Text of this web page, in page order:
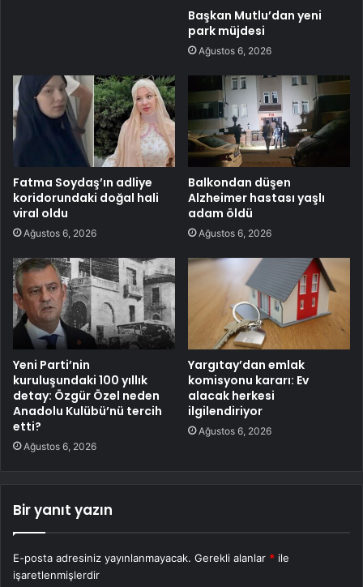
Başkan Mutlu’dan yeni
park müjdesi
Ağustos 6, 2026
Fatma Soydaş’ın adliye
koridorundaki doğal hali
viral oldu
Ağustos 6, 2026
Balkondan düşen
Alzheimer hastası yaşlı
adam öldü
Ağustos 6, 2026
Yeni Parti’nin
kuruluşundaki 100 yıllık
detay: Özgür Özel neden
Anadolu Kulübü’nü tercih
etti?
Ağustos 6, 2026
Yargıtay’dan emlak
komisyonu kararı: Ev
alacak herkesi
ilgilendiriyor
Ağustos 6, 2026
Bir yanıt yazın
E-posta adresiniz yayınlanmayacak. Gerekli alanlar * ile
işaretlenmişlerdir